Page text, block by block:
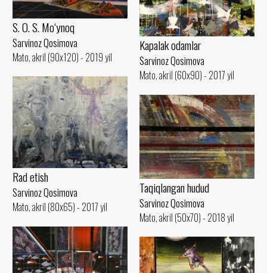
S. O. S. Mo‘ynoq
Sarvinoz Qosimova
Mato, akril (90x120) - 2019 yil
Kapalak odamlar
Sarvinoz Qosimova
Mato, akril (60x90) - 2017 yil
Rad etish
Sarvinoz Qosimova
Mato, akril (80x65) - 2017 yil
Taqiqlangan hudud
Sarvinoz Qosimova
Mato, akril (50x70) - 2018 yil